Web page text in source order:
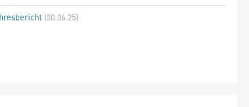
(30.06.25)